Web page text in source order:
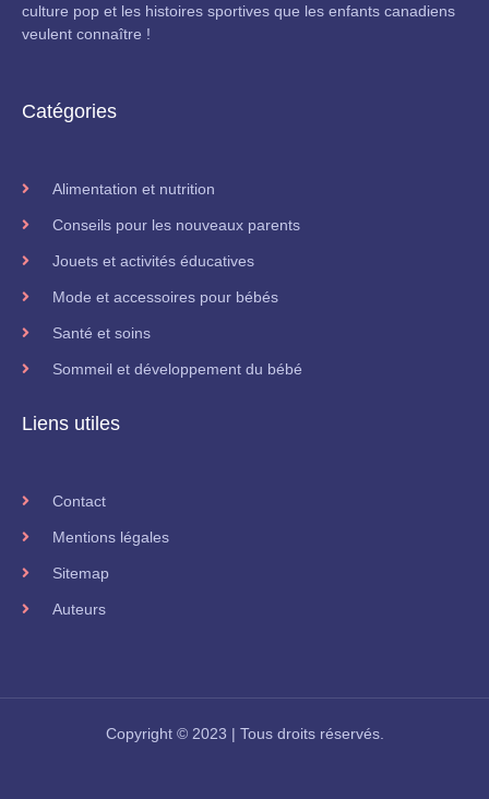
culture pop et les histoires sportives que les enfants canadiens
veulent connaître !
Catégories
Alimentation et nutrition
Conseils pour les nouveaux parents
Jouets et activités éducatives
Mode et accessoires pour bébés
Santé et soins
Sommeil et développement du bébé
Liens utiles
Contact
Mentions légales
Sitemap
Auteurs
Copyright © 2023 | Tous droits réservés.